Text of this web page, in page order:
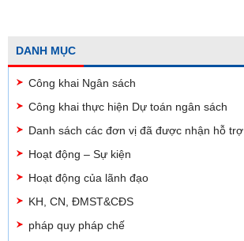
DANH MỤC
Công khai Ngân sách
Công khai thực hiện Dự toán ngân sách
Danh sách các đơn vị đã được nhận hỗ trợ
Hoạt động – Sự kiện
Hoạt động của lãnh đạo
KH, CN, ĐMST&CĐS
pháp quy pháp chế